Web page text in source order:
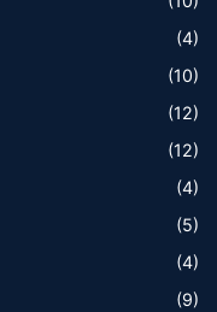
(4)
(10)
(12)
(12)
(4)
(5)
(4)
(9)